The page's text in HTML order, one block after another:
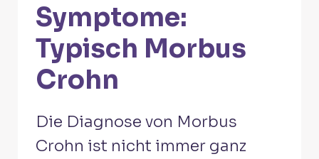
Symptome:
Typisch Morbus
Crohn
Die Diagnose von Morbus
Crohn ist nicht immer ganz